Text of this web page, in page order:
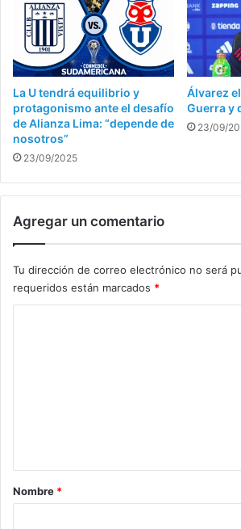
La U tendrá equilibrio y
protagonismo ante el desafío
de Alianza Lima: “depende de
nosotros”
23/09/2025
Álvarez
Guerra y
23/09/
Agregar un comentario
Tu dirección de correo electrónico no será
requeridos están marcados *
r
Nombre *